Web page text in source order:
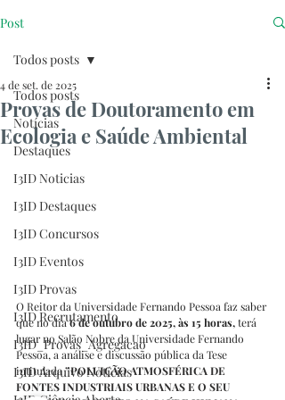
Post
Todos posts
Notícias
Destaques
I3ID Noticias
I3ID Destaques
I3ID Concursos
I3ID Eventos
I3ID Provas
I3ID Recrutamento
I3ID_Provas_Agregacao
I3ID Arquivo Notícias
Todos posts
Provas de Doutoramento em
Ecologia e Saúde Ambiental
4 de set. de 2025
O Reitor da Universidade Fernando Pessoa faz saber
que no dia 6 de outubro de 2025, às 15 horas, terá
lugar no Salão Nobre da Universidade Fernando
Pessoa, a análise e discussão pública da Tese
intitulada ”POLUIÇÃO ATMOSFÉRICA DE
FONTES INDUSTRIAIS URBANAS E O SEU